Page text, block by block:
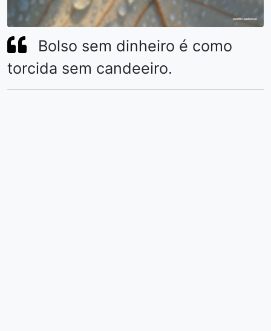
Bolso sem dinheiro é como
torcida sem candeeiro.